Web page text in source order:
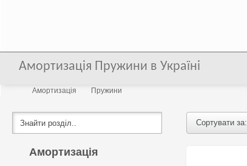
Амортизація Пружини в Україні
Амортизація Пружини
Амортизація
Сортувати за: